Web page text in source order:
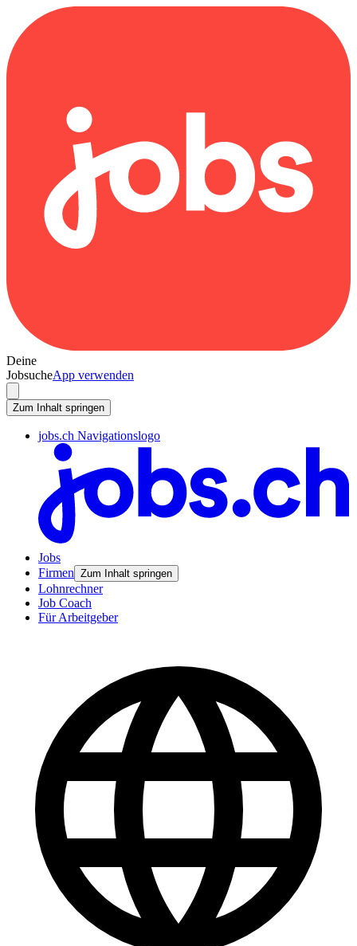
Deine
JobsucheApp verwenden
Zum Inhalt springen
jobs.ch Navigationslogo
Jobs
Firmen Zum Inhalt springen
Lohnrechner
Job Coach
Für Arbeitgeber